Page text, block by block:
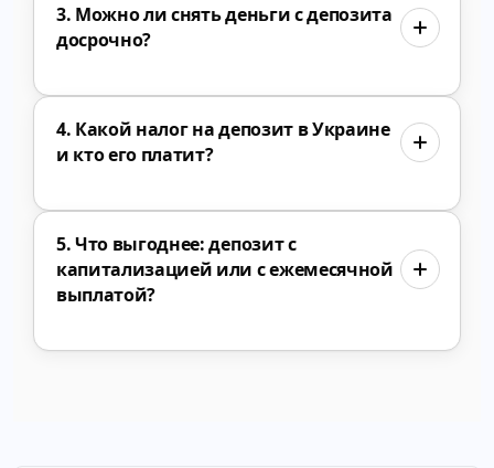
3. Можно ли снять деньги с депозита
досрочно?
4. Какой налог на депозит в Украине
и кто его платит?
5. Что выгоднее: депозит с
капитализацией или с ежемесячной
выплатой?